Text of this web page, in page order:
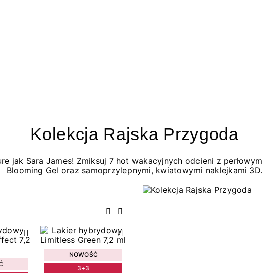
Kolekcja Rajska Przygoda
jak Sara James! Zmiksuj 7 hot wakacyjnych odcieni z
Blooming Gel oraz samoprzylepnymi, kwiatowymi naklejkami 3D.
Poprzedni
Następny
NOWOŚĆ
3+3